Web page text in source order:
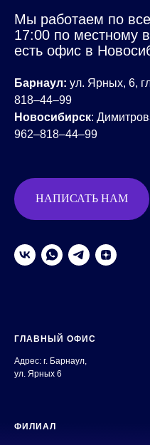
Мы работаем по
17:00 по местному
есть офис в
Барнаул: ул. Ярных, 6,
818‒44‒99
Новосибирск:
962‒818‒44‒99
НАПИСАТЬ НАМ
ГЛАВНЫЙ ОФИС
Адрес: г. Барнаул,
ул. Ярных 6
ФИЛИАЛ